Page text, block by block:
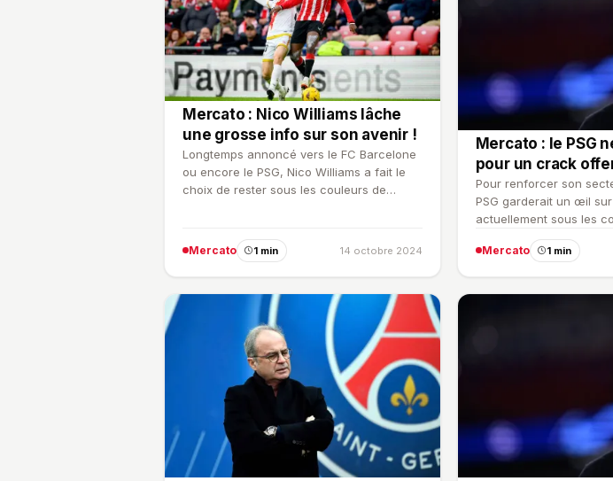
Mercato : Nico Williams lâche
une grosse info sur son avenir !
Longtemps annoncé vers le FC Barcelone
ou encore le PSG, Nico Williams a fait le
choix de rester sous les couleurs de
Mercato 1 min 14 octobre 2024
Mercato : le PSG
pour un crack
Pour renforcer son
PSG garderait un œil
actuellement sous les
l'Athletic Bilbao.
Mercato 1 min